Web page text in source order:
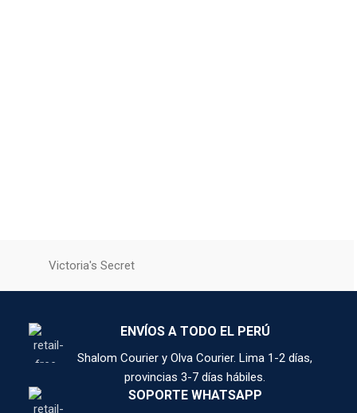
Victoria's Secret
ENVÍOS A TODO EL PERÚ
Shalom Courier y Olva Courier. Lima 1-2 días,
provincias 3-7 días hábiles.
SOPORTE WHATSAPP